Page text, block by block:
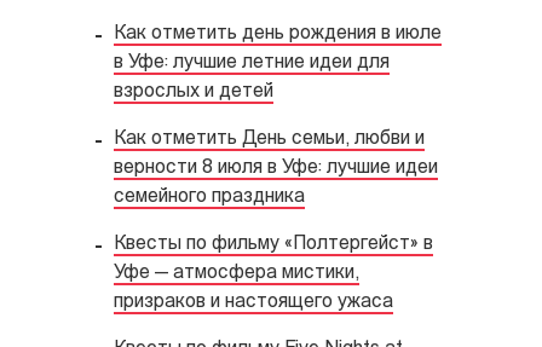
Как отметить день рождения в июле
в Уфе: лучшие летние идеи для
взрослых и детей
Как отметить День семьи, любви и
верности 8 июля в Уфе: лучшие идеи
семейного праздника
Квесты по фильму «Полтергейст» в
Уфе — атмосфера мистики,
призраков и настоящего ужаса